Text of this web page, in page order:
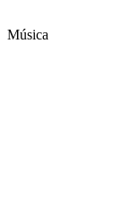
Música